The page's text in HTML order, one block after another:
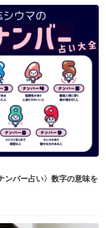
ンバー占い〉数字の意味を